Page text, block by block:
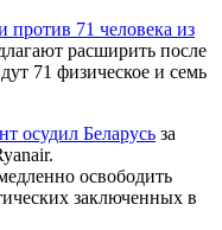
против 71 человека из
расширить после
71 физическое и семь
осудил Беларусь за
освободить
заключенных в